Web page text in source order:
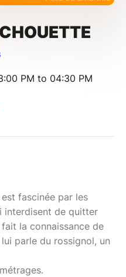
PM to 04:30 PM
fascinée par les
interdisent de quitter
la connaissance de
parle du rossignol, un